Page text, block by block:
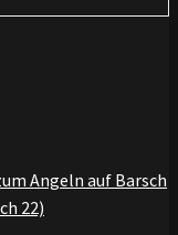
Angeln auf Barsch
22)